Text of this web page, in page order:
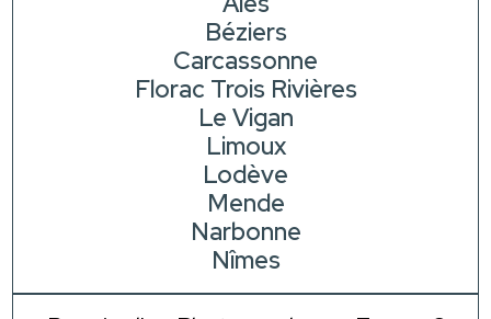
Béziers
Carcassonne
Florac Trois Rivières
Le Vigan
Limoux
Lodève
Mende
Narbonne
Nîmes